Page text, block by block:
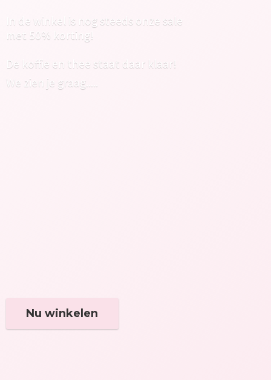
In de winkel is nog steeds onze sale
met 50% korting!
De koffie en thee staat daar klaar!
We zien je graag.....
Nu winkelen